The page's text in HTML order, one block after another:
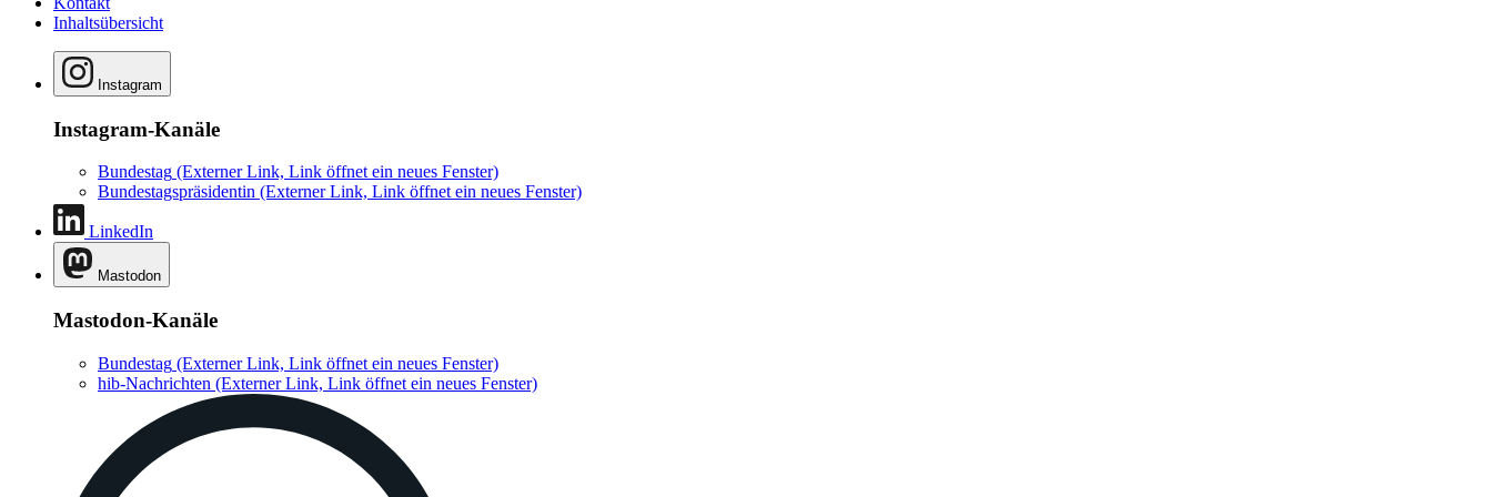
Inhaltsübersicht
Instagram
Instagram-Kanäle
Bundestag (Externer Link, Link öffnet ein neues Fenster)
Bundestagspräsidentin (Externer Link, Link öffnet ein neues Fenster)
LinkedIn
Mastodon
Mastodon-Kanäle
Bundestag (Externer Link, Link öffnet ein neues Fenster)
hib-Nachrichten (Externer Link, Link öffnet ein neues Fenster)